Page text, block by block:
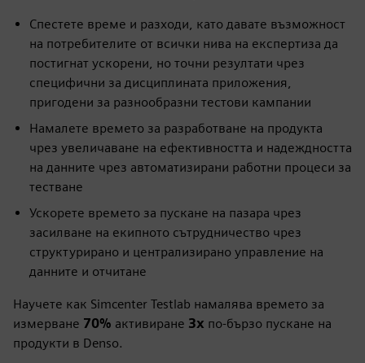
Спестете време и разходи, като давате възможност
на потребителите от всички нива на експертиза да
постигнат ускорени, но точни резултати чрез
специфични за дисциплината приложения,
пригодени за разнообразни тестови кампании
Намалете времето за разработване на продукта
чрез увеличаване на ефективността и надеждността
на данните чрез автоматизирани работни процеси за
тестване
Ускорете времето за пускане на пазара чрез
засилване на екипното сътрудничество чрез
структурирано и централизирано управление на
данните и отчитане
Научете как Simcenter Testlab намалява времето за
измерване 70% активиране 3х по-бързо пускане на
продукти в Denso.